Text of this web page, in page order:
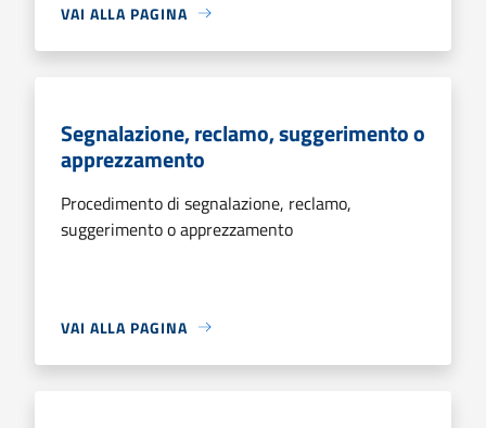
VAI ALLA PAGINA
Segnalazione, reclamo, suggerimento o
apprezzamento
Procedimento di segnalazione, reclamo,
suggerimento o apprezzamento
VAI ALLA PAGINA